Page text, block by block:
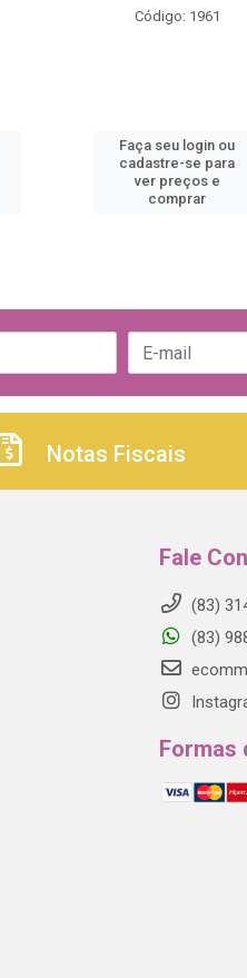
Código: 1961
Faça seu login ou
cadastre-se para
ver preços e
comprar
Notas Fiscais
Fale
(83)
(83)
Formas